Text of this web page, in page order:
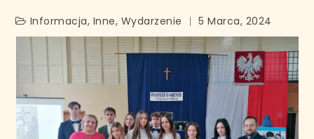
Informacja, Inne, Wydarzenie 5 Marca, 2024